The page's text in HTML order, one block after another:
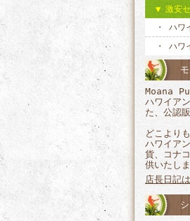
激安
ハワ
ハワ
Moana
ハワイア
た、公認
どこより
ハワイア
貨、コナ
供いたしま
店長日記